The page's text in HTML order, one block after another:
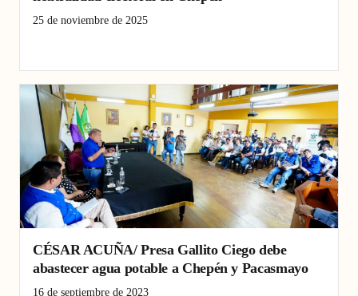
25 de noviembre de 2025
CÉSAR ACUÑA/ Presa Gallito Ciego debe
abastecer agua potable a Chepén y Pacasmayo
16 de septiembre de 2023